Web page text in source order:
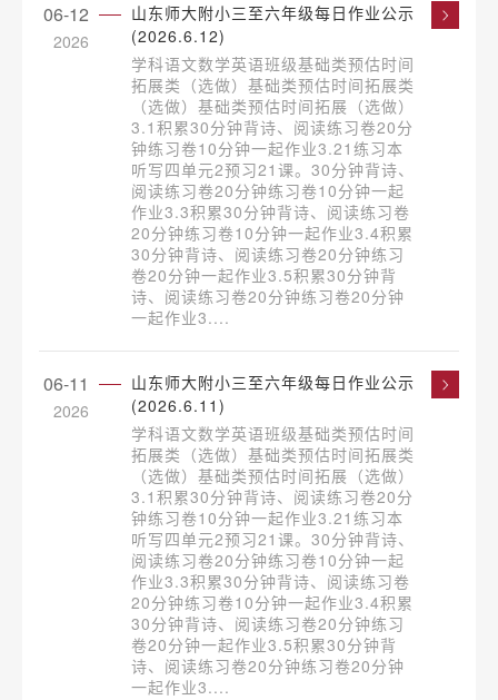
06-12
2026
山东师大附小三至六年级每日作业公示
(2026.6.12)
学科语文数学英语班级基础类预估时间
拓展类（选做）基础类预估时间拓展类
（选做）基础类预估时间拓展（选做）
3.1积累30分钟背诗、阅读练习卷20分
钟练习卷10分钟一起作业3.21练习本
听写四单元2预习21课。30分钟背诗、
阅读练习卷20分钟练习卷10分钟一起
作业3.3积累30分钟背诗、阅读练习卷
20分钟练习卷10分钟一起作业3.4积累
30分钟背诗、阅读练习卷20分钟练习
卷20分钟一起作业3.5积累30分钟背
诗、阅读练习卷20分钟练习卷20分钟
一起作业3....
06-11
2026
山东师大附小三至六年级每日作业公示
(2026.6.11)
学科语文数学英语班级基础类预估时间
拓展类（选做）基础类预估时间拓展类
（选做）基础类预估时间拓展（选做）
3.1积累30分钟背诗、阅读练习卷20分
钟练习卷10分钟一起作业3.21练习本
听写四单元2预习21课。30分钟背诗、
阅读练习卷20分钟练习卷10分钟一起
作业3.3积累30分钟背诗、阅读练习卷
20分钟练习卷10分钟一起作业3.4积累
30分钟背诗、阅读练习卷20分钟练习
卷20分钟一起作业3.5积累30分钟背
诗、阅读练习卷20分钟练习卷20分钟
一起作业3....